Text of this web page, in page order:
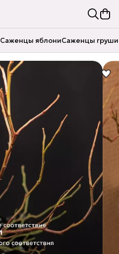
Саженцы яблониСаженцы груши